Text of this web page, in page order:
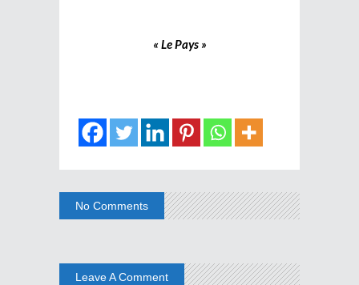
« Le Pays »
No Comments
Leave A Comment